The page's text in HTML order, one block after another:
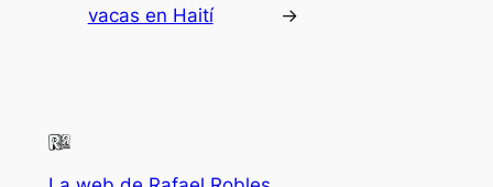
vacas en Haití
→